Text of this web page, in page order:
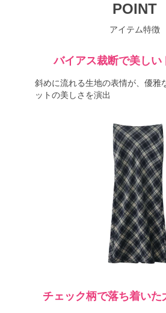
POINT
アイテム特徴
バイアス裁断で美しい
斜めに流れる生地の表情が、優雅
ットの美しさを演出
チェック柄で落ち着いた